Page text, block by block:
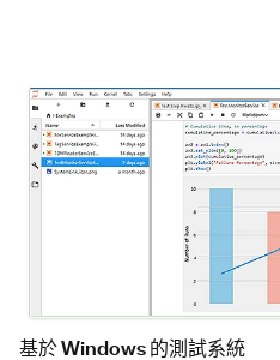
基於 Windows 的測試系統